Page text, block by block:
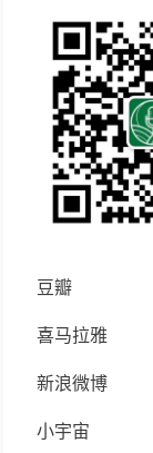
豆瓣
喜马拉雅
新浪微博
小宇宙